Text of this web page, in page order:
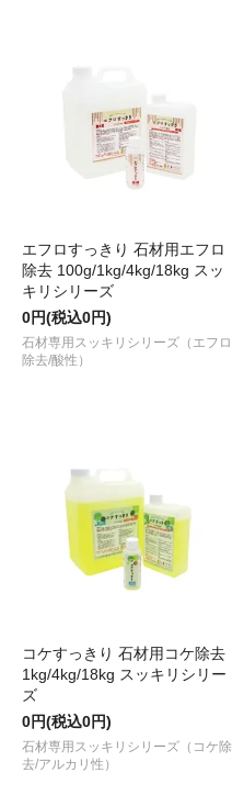
エフロすっきり 石材用エフロ
除去 100g/1kg/4kg/18kg スッ
キリシリーズ
0円(税込0円)
石材専用スッキリシリーズ（エフロ
除去/酸性）
コケすっきり 石材用コケ除去
1kg/4kg/18kg スッキリシリー
ズ
0円(税込0円)
石材専用スッキリシリーズ（コケ除
去/アルカリ性）